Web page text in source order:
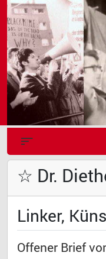
☆ Dr.
Linker,
Offener Brief